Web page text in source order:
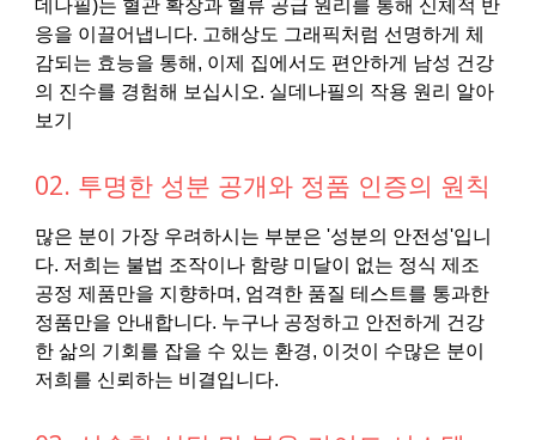
데나필)는 혈관 확장과 혈류 공급 원리를 통해 신체적 반
응을 이끌어냅니다. 고해상도 그래픽처럼 선명하게 체
감되는 효능을 통해, 이제 집에서도 편안하게 남성 건강
의 진수를 경험해 보십시오. 실데나필의 작용 원리 알아
보기
02. 투명한 성분 공개와 정품 인증의 원칙
많은 분이 가장 우려하시는 부분은 '성분의 안전성'입니
다. 저희는 불법 조작이나 함량 미달이 없는 정식 제조
공정 제품만을 지향하며, 엄격한 품질 테스트를 통과한
정품만을 안내합니다. 누구나 공정하고 안전하게 건강
한 삶의 기회를 잡을 수 있는 환경, 이것이 수많은 분이
저희를 신뢰하는 비결입니다.